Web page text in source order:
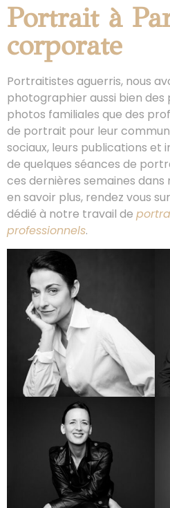
Portrait à
corporate
Portraitistes aguerris, nous
photographier aussi bien
photos familiales que des
de portrait pour leur
sociaux, leurs publications et
de quelques séances de
ces dernières semaines dans
en savoir plus, rendez vous
dédié à notre travail de
professionnels.